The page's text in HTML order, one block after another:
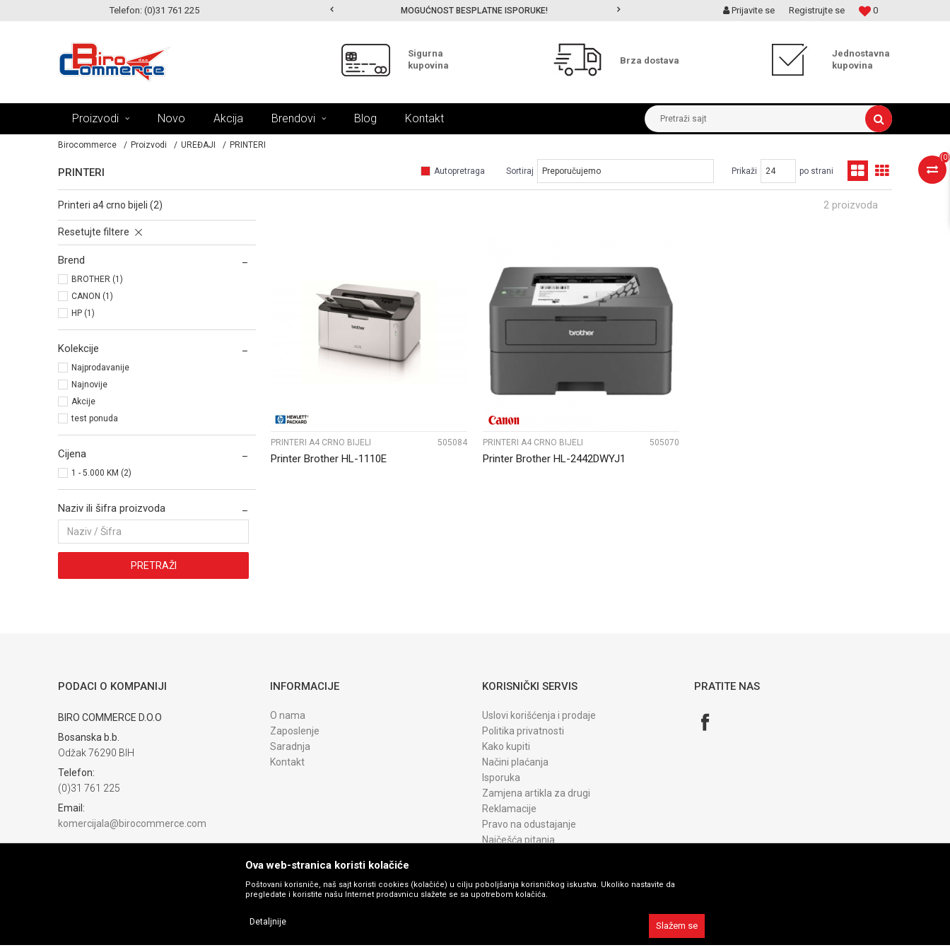
Telefon: (0)31 761 225
MOGUĆNOST ISPORUKE ZA 24H! MOGUĆNOST BESPLATNE ISPORUKE! MOGUĆNOST ISPORUKE ZA 24H! 0
Prijavite se Registrujte se
Sigurna
kupovina
Brza dostava
Jednostavna
kupovina
Proizvodi Novo Akcija Brendovi Blog Kontakt Pretraži sajt
(0)
Birocommerce Proizvodi UREĐAJI PRINTERI
PRINTERI Autopretraga Sortiraj Prikaži po strani
printeri a4 crno bijeli (2)
Resetujte filtere
Brend
BROTHER (1)
CANON (1)
HP (1)
Kolekcije
Najprodavanije
Najnovije
Akcije
test ponuda
Cijena
1 - 5.000 KM (2)
Naziv ili šifra proizvoda
PRETRAŽI
2 proizvoda
UPOREDI
PRINTERI A4 CRNO BIJELI 505084
Printer Brother HL-1110E
UPOREDI
PRINTERI A4 CRNO BIJELI 505070
Printer Brother HL-2442DWYJ1
PODACI O KOMPANIJI
BIRO COMMERCE D.O.O
Bosanska b.b.
Odžak 76290 BIH
Telefon:
(0)31 761 225
Email:
komercijala@birocommerce.com
INFORMACIJE
O nama
Zaposlenje
Saradnja
Kontakt
KORISNIČKI SERVIS
Uslovi korišćenja i prodaje
Politika privatnosti
Kako kupiti
Načini plaćanja
Isporuka
Zamjena artikla za drugi
Reklamacije
Pravo na odustajanje
Najčešća pitanja
PRATITE NAS
Ova web-stranica koristi kolačiće
Poštovani korisniče, naš sajt koristi cookies (kolačiće) u cilju poboljšanja korisničkog iskustva. Ukoliko nastavite da
pregledate i koristite našu Internet prodavnicu slažete se sa upotrebom kolačića.
Detaljnije Slažem se